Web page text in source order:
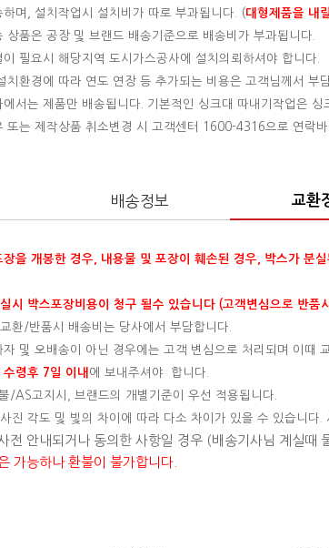
며, 설치작업시 설치비가 따로 부과됩니다. (대형제품을 내
상품은 공장 및 브랜드 배송기준으로 배송비가 부과됩니다.
필요시 해당지역 도시가스공사에 설치의뢰하셔야 합니다.
치환경에 따라 연도 연장 등 추가되는 비용은 고객님께서 부
서는 제품만 배송됩니다. 기본적인 싱크대 따내기작업은
또는 제작상품 취소변경 시 고객센터 1600-4316으로 연락바
배송정보 교환
을 개봉한 경우, 내용물 및 포장이 훼손된 경우, 박스가 분
시 박스포장비용이 청구 될수 있습니다 (고객변심으로 반
환/반품시 배송비는 당사에서 부담합니다.
및 오배송이 아닌 경우에는 고객 변심으로 처리되며 이때
령후 7일 이내 에 보내주셔야 합니다.
/AS고지시, 브랜드의 개별기준이 우선 적용됩니다.
진 각도 및 빛의 차이에 따라 다소 차이가 있을 수 있습니다
전 안내되거나 동의한 사항일 경우 (배송기사님 계실때
가능하나 환불이 불가합니다.